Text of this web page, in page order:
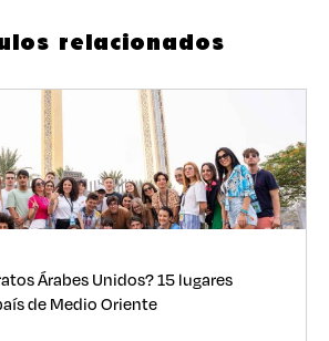
relacionados
Árabes Unidos? 15 lugares
de Medio Oriente